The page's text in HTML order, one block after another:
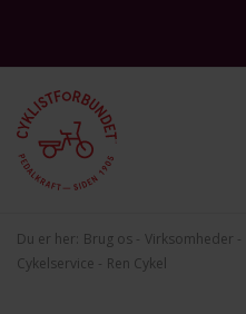
Du er her: Brug os Virksomheder
Cykelservice
Ren Cykel